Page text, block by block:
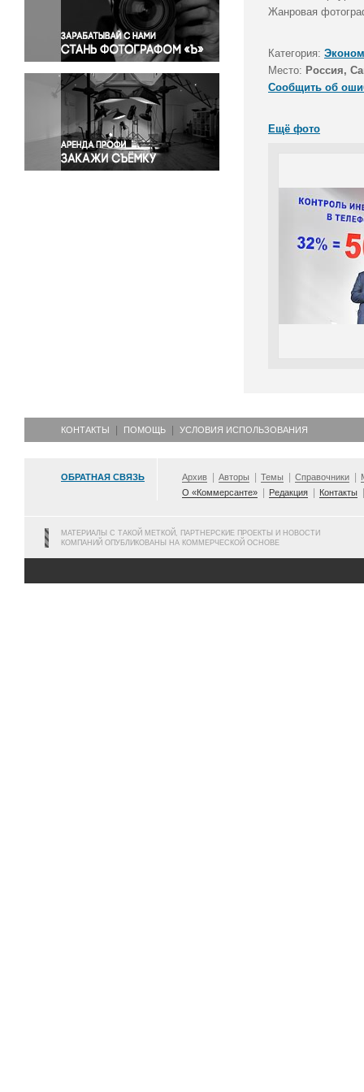
Правосудие
Происшествия и конфликты
Религия
Светская жизнь
Спорт
Экология
Экономика и бизнес
Жанровая
Категория:
Место: Россия,
Сообщить об
Ещё фото
КОНТАКТЫ ПОМОЩЬ УСЛОВИЯ ИСПОЛЬЗОВАНИЯ
ОБРАТНАЯ СВЯЗЬ Архив Авторы Темы Справочники
О «Коммерсанте»
Редакция Контакты
МАТЕРИАЛЫ С ТАКОЙ МЕТКОЙ, ПАРТНЕРСКИЕ ПРОЕКТЫ И НОВОСТИ
КОМПАНИЙ ОПУБЛИКОВАНЫ НА КОММЕРЧЕСКОЙ ОСНОВЕ